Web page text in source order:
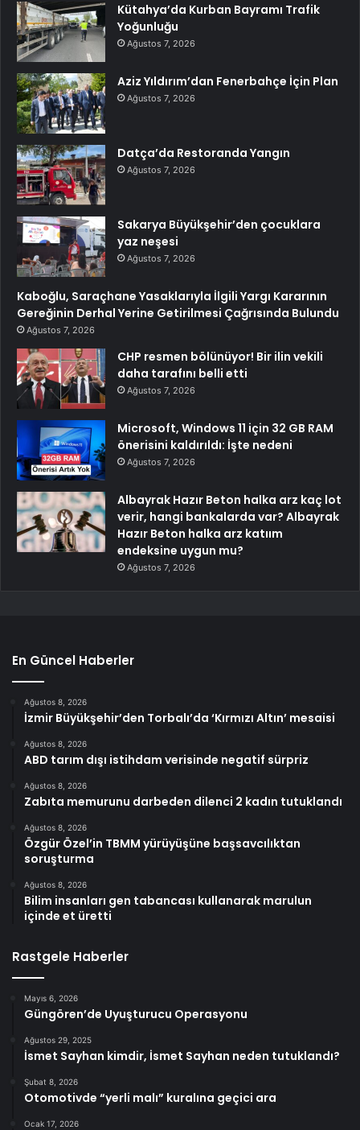
Kütahya’da Kurban Bayramı Trafik
Yoğunluğu
Ağustos 7, 2026
Aziz Yıldırım’dan Fenerbahçe İçin Plan
Ağustos 7, 2026
Datça’da Restoranda Yangın
Ağustos 7, 2026
Sakarya Büyükşehir’den çocuklara
yaz neşesi
Ağustos 7, 2026
Kaboğlu, Saraçhane Yasaklarıyla İlgili Yargı Kararının
Gereğinin Derhal Yerine Getirilmesi Çağrısında Bulundu
Ağustos 7, 2026
CHP resmen bölünüyor! Bir ilin vekili
daha tarafını belli etti
Ağustos 7, 2026
Microsoft, Windows 11 için 32 GB RAM
önerisini kaldırıldı: İşte nedeni
Ağustos 7, 2026
Albayrak Hazır Beton halka arz kaç lot
verir, hangi bankalarda var? Albayrak
Hazır Beton halka arz katıım
endeksine uygun mu?
Ağustos 7, 2026
En Güncel Haberler
Ağustos 8, 2026
İzmir Büyükşehir’den Torbalı’da ‘Kırmızı Altın’ mesaisi
Ağustos 8, 2026
ABD tarım dışı istihdam verisinde negatif sürpriz
Ağustos 8, 2026
Zabıta memurunu darbeden dilenci 2 kadın tutuklandı
Ağustos 8, 2026
Özgür Özel’in TBMM yürüyüşüne başsavcılıktan
soruşturma
Ağustos 8, 2026
Bilim insanları gen tabancası kullanarak marulun
içinde et üretti
Rastgele Haberler
Mayıs 6, 2026
Güngören’de Uyuşturucu Operasyonu
Ağustos 29, 2025
İsmet Sayhan kimdir, İsmet Sayhan neden tutuklandı?
Şubat 8, 2026
Otomotivde “yerli malı” kuralına geçici ara
Ocak 17, 2026